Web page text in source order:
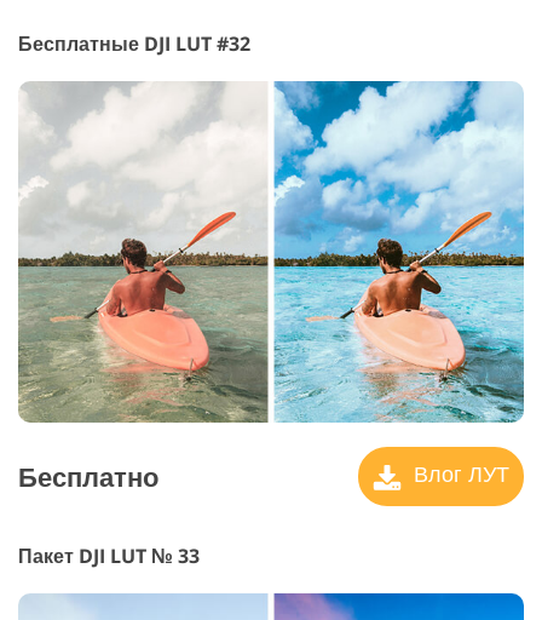
Бесплатные DJI LUT #32
Бесплатно Влог ЛУТ
Пакет DJI LUT № 33